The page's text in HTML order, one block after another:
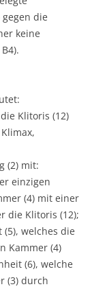
die
keine
Klitoris (12)
(2) mit:
einzigen
(4) mit einer
die Klitoris (12);
welches die
Kammer (4)
(6), welche
(3) durch